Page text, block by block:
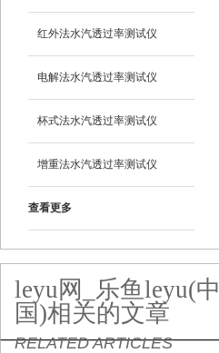
红外法水汽透过率测试仪
电解法水汽透过率测试仪
杯式法水汽透过率测试仪
增重法水汽透过率测试仪
查看更多
leyu网_乐鱼leyu(中
国)相关的文章
RELATED ARTICLES